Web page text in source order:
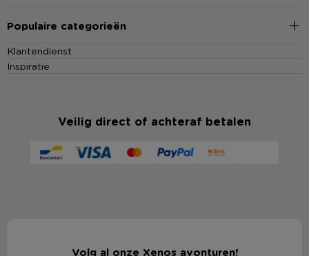
Populaire categorieën
Klantendienst
Inspiratie
Veilig direct of achteraf betalen
Volg al onze Xenos avonturen!